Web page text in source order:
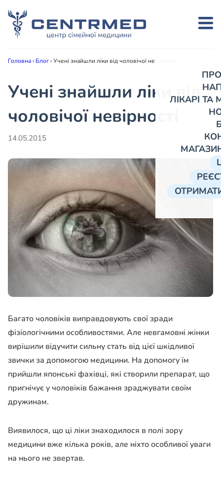
ЛІКАРІ
Головна› Блог›Учені знайшли ліки від чоловічої невірності
Учені знайшли ліки від
чоловічої невірності
14.05.2015
Багато чоловіків виправдовують свої зради
фізіологічними особливостями. Але невгамовні жінки
вирішили відучити сильну стать від цієї шкідливої
звички за допомогою медицини. На допомогу їм
прийшли японські фахівці, які створили препарат, що
пригнічує у чоловіків бажання зраджувати своїм
дружинам.
Виявилося, що ці ліки знаходилося в полі зору
медицини вже кілька років, але ніхто особливої уваги
на нього не звертав.